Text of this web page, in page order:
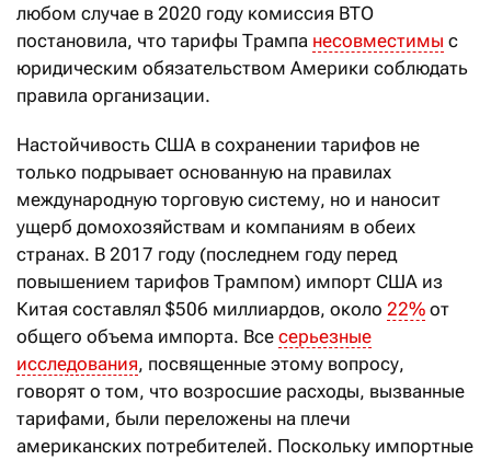
любом случае в 2020 году комиссия ВТО
постановила, что тарифы Трампа несовместимы с
юридическим обязательством Америки соблюдать
правила организации.
Настойчивость США в сохранении тарифов не
только подрывает основанную на правилах
международную торговую систему, но и наносит
ущерб домохозяйствам и компаниям в обеих
странах. В 2017 году (последнем году перед
повышением тарифов Трампом) импорт США из
Китая составлял $506 миллиардов, около 22% от
общего объема импорта. Все серьезные
исследования, посвященные этому вопросу,
говорят о том, что возросшие расходы, вызванные
тарифами, были переложены на плечи
американских потребителей. Поскольку импортные